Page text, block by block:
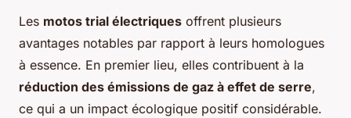
Les motos trial électriques offrent plusieurs
avantages notables par rapport à leurs homologues
à essence. En premier lieu, elles contribuent à la
réduction des émissions de gaz à effet de serre,
ce qui a un impact écologique positif considérable.